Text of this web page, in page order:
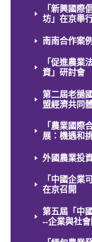
「新興國際
坊」在京舉
南南合作案
「促進農業
資」研討會
第二屆老撾
盟經濟共同體
「農業國際
展：機遇和
外國農業投
「中國企業
在京召開
第五屆「中
--企業與社